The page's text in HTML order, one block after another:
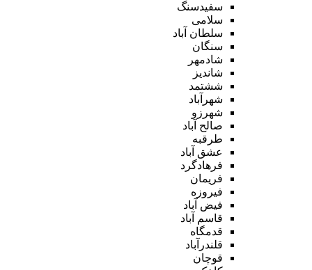
سفیدسنگ
سلامی
سلطان آباد
سنگان
شادمهر
شاندیز
ششتمد
شهرآباد
شهرزو
صالح آباد
طرقبه
عشق آباد
فرهادگرد
فریمان
فیروزه
فیض آباد
قاسم آباد
قدمگاه
قلندرآباد
قوچان